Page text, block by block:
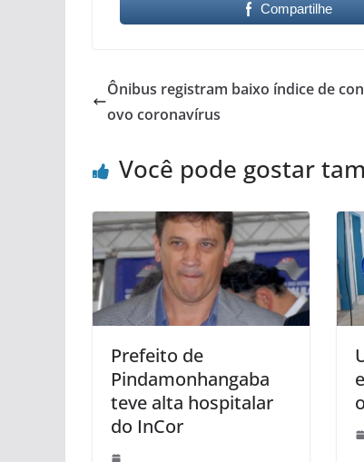
Compartilhe
Ônibus registram baixo índice de
ovo coronavírus
Você pode gostar
Prefeito de
Pindamonhangaba
teve alta hospitalar
do InCor